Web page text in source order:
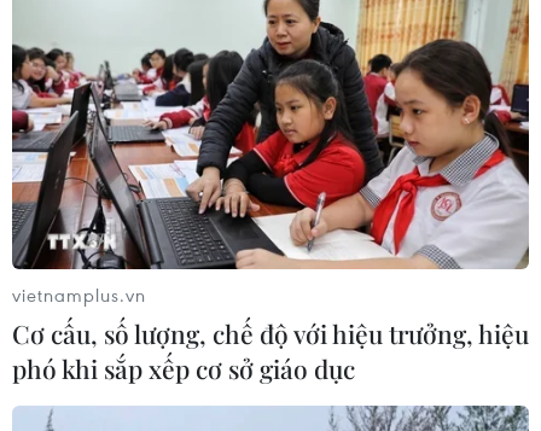
vietnamplus.vn
Cơ cấu, số lượng, chế độ với hiệu trưởng, hiệu
phó khi sắp xếp cơ sở giáo dục